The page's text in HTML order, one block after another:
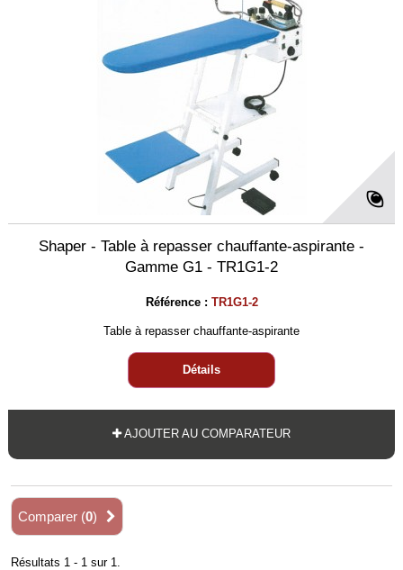
Shaper - Table à repasser chauffante-aspirante -
Gamme G1 - TR1G1-2
Référence : TR1G1-2
Table à repasser chauffante-aspirante
Détails
AJOUTER AU COMPARATEUR
Comparer (0)
Résultats 1 - 1 sur 1.